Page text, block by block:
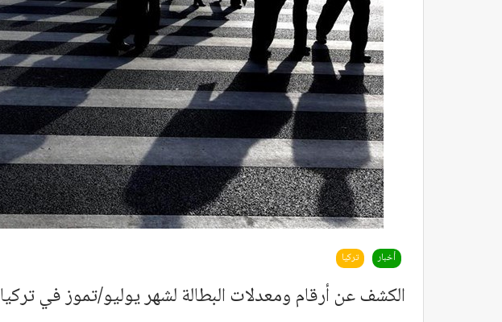
أخبار تركيا
الكشف عن أرقام ومعدلات البطالة لشهر يوليو/تموز في تركيا